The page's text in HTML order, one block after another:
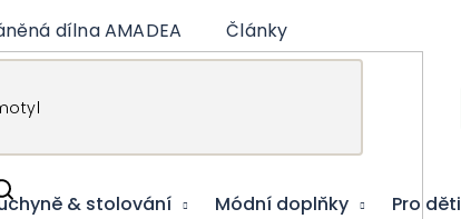
dílna AMADEA Články
& stolování Módní doplňky Pro děti